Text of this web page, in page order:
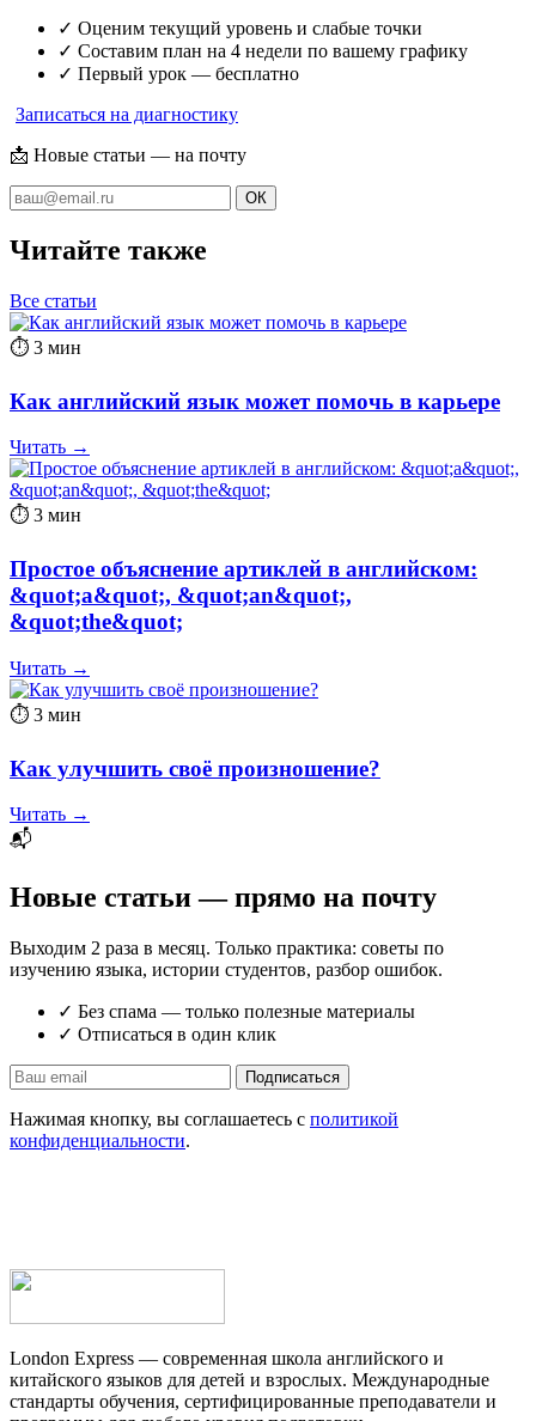
✓ Оценим текущий уровень и слабые точки
✓ Составим план на 4 недели по вашему графику
✓ Первый урок — бесплатно
Записаться на диагностику
📩 Новые статьи — на почту
ОК
Читайте также
Все статьи
⏱ 3 мин
Как английский язык может помочь в карьере
Читать →
⏱ 3 мин
Простое объяснение артиклей в английском:
&quot;a&quot;, &quot;an&quot;,
&quot;the&quot;
Читать →
⏱ 3 мин
Как улучшить своё произношение?
Читать →
📬
Новые статьи — прямо на почту
Выходим 2 раза в месяц. Только практика: советы по
изучению языка, истории студентов, разбор ошибок.
✓ Без спама — только полезные материалы
✓ Отписаться в один клик
Подписаться
Нажимая кнопку, вы соглашаетесь с политикой
конфиденциальности.
London Express — современная школа английского и
китайского языков для детей и взрослых. Международные
стандарты обучения, сертифицированные преподаватели и